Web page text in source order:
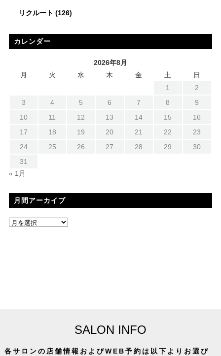
リクルート (126)
カレンダー
2026年8月
月
火 水 木 金 土
日
1
2
3
4 5 6 7 8
9
10
11 12 13 14 15
16
17
18 19 20 21 22
23
24
25 26 27 28 29
30
31
« 1月
月間アーカイブ
SALON INFO
各サロンの店舗情報およびWEB予約は以下よりお選び